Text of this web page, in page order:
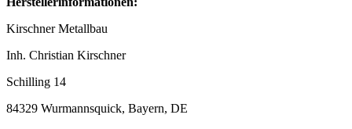
Kirschner Metallbau
Inh. Christian Kirschner
Schilling 14
84329 Wurmannsquick, Bayern, DE